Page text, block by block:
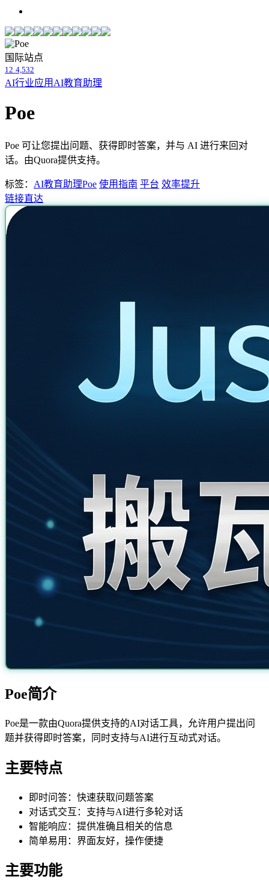
国际站点
12 4,532
AI行业应用 AI教育助理
Poe
Poe 可让您提出问题、获得即时答案，并与 AI 进行来回对
话。由Quora提供支持。
标签： AI教育助理Poe 使用指南 平台 效率提升
链接直达
Poe简介
Poe是一款由Quora提供支持的AI对话工具，允许用户提出问
题并获得即时答案，同时支持与AI进行互动式对话。
主要特点
即时问答：快速获取问题答案
对话式交互：支持与AI进行多轮对话
智能响应：提供准确且相关的信息
简单易用：界面友好，操作便捷
主要功能